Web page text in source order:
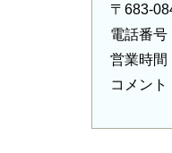
〒683-
電話番号
営業時間
コメント